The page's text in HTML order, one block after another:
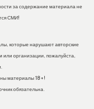
за содержание материала не
СМИ!
которые нарушают авторские
организации, пожалуйста,
материалы 18+!
обязательна.